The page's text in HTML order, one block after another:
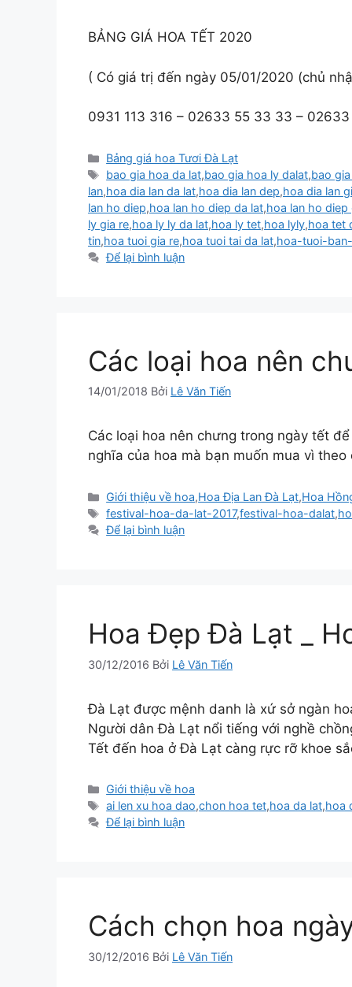
BẢNG GIÁ HOA TẾT 2020
( Có giá trị đến ngày 05/01/2020 (chủ
0931 113 316 – 02633 55 33 33 – 02633
Danh
mục
Bảng giá hoa Tươi Đà Lạt
Thẻ
bao gia hoa da lat,bao gia hoa ly dalat,bao
lan,hoa dia lan da lat,hoa dia lan dep,hoa dia lan
lan ho diep,hoa lan ho diep da lat,hoa lan ho diep
ly gia re,hoa ly ly da lat,hoa ly tet,hoa lyly,hoa tet
tin,hoa tuoi gia re,hoa tuoi tai da lat,hoa-tuoi-
Để lại bình luận
Các loại hoa nên
14/01/2018 Bởi Lê Văn Tiến
Các loại hoa nên chưng trong ngày tết
nghĩa của hoa mà bạn muốn mua vì
Danh
mục
Giới thiệu về hoa,Hoa Địa Lan Đà Lạt,Hoa
Thẻ
festival-hoa-da-lat-2017,festival-hoa-dalat,
Để lại bình luận
Hoa Đẹp Đà Lạt _
30/12/2016 Bởi Lê Văn Tiến
Đà Lạt được mệnh danh là xứ sở ngàn
Người dân Đà Lạt nổi tiếng với nghề
Tết đến hoa ở Đà Lạt càng rực rỡ khoe
Danh
mục
Giới thiệu về hoa
Thẻ
ai len xu hoa dao,chon hoa tet,hoa da lat,hoa
Để lại bình luận
Cách chọn hoa
30/12/2016 Bởi Lê Văn Tiến